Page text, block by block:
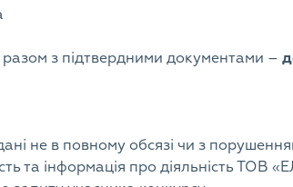
з підтвердними документами –
не в повному обсязі чи з
та інформація про діяльність ТОВ